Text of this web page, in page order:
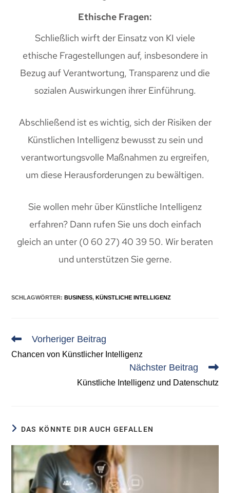
Ethische Fragen:
Schließlich wirft der Einsatz von KI viele
ethische Fragestellungen auf, insbesondere in
Bezug auf Verantwortung, Transparenz und die
sozialen Auswirkungen ihrer Einführung.
Abschließend ist es wichtig, sich der Risiken der
Künstlichen Intelligenz bewusst zu sein und
verantwortungsvolle Maßnahmen zu ergreifen,
um diese Herausforderungen zu bewältigen.
Sie wollen mehr über Künstliche Intelligenz
erfahren? Dann rufen Sie uns doch einfach
gleich an unter (0 60 27) 40 39 50. Wir beraten
und unterstützen Sie gerne.
SCHLAGWÖRTER: BUSINESS, KÜNSTLICHE INTELLIGENZ
Vorheriger Beitrag
Chancen von Künstlicher Intelligenz
Nächster Beitrag
Künstliche Intelligenz und Datenschutz
DAS KÖNNTE DIR AUCH GEFALLEN